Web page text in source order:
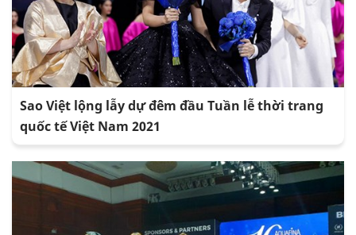
Sao Việt lộng lẫy dự đêm đầu Tuần lễ thời trang
quốc tế Việt Nam 2021